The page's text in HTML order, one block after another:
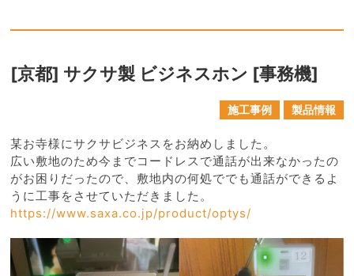
[京都] サクサ製 ビジネスホン [事務機]
施工事例 製品情報
某お寺様にサクサビジネスをお納めしました。
広い敷地のため今までコードレスで通話が出来なかったの
がお困りだったので、敷地内の何処ででも通話ができるよ
うに工事をさせていただきました。
https://www.saxa.co.jp/product/optys/